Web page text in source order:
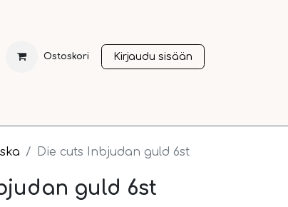
Ostoskori Kirjaudu sisään
Die cuts Inbjudan guld 6st
guld 6st